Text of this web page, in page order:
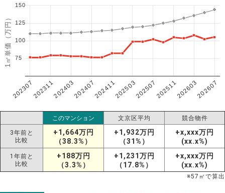
1㎡単価（万円）
202307202311202403202407202411202503202507202511202603202607
75
100
125
150
このマンション 文京区平均 競合物件
3年前と
比較
+1,664万円
（38.3%）
+1,932万円
（31%）
+x,xxx万円
(xx.x%)
1年前と
比較
+188万円
（3.3%）
+1,231万円
（17.8%）
+x,xxx万円
(xx.x%)
※57 ㎡で算出